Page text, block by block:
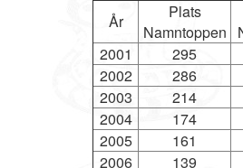
År
Plats
Namntoppen
2001
295
2002
286
2003
214
2004
174
2005
161
2006
139